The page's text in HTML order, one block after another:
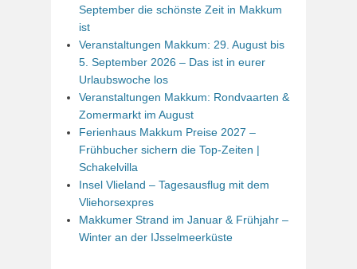
September die schönste Zeit in Makkum
ist
Veranstaltungen Makkum: 29. August bis
5. September 2026 – Das ist in eurer
Urlaubswoche los
Veranstaltungen Makkum: Rondvaarten &
Zomermarkt im August
Ferienhaus Makkum Preise 2027 –
Frühbucher sichern die Top-Zeiten |
Schakelvilla
Insel Vlieland – Tagesausflug mit dem
Vliehorsexpres
Makkumer Strand im Januar & Frühjahr –
Winter an der IJsselmeerküste